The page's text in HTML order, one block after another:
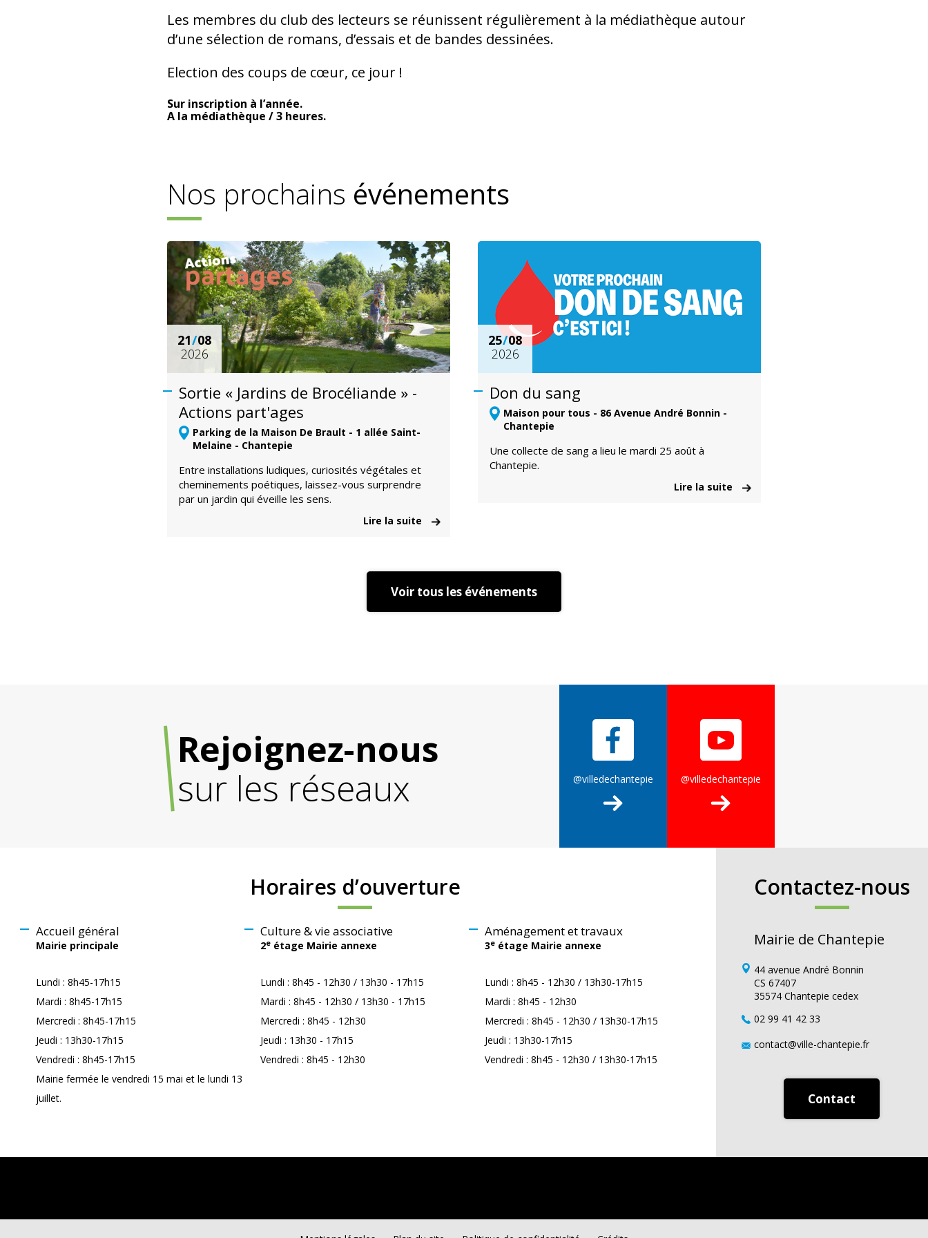
Les membres du club des lecteurs se réunissent régulièrement à la médiathèque autour
d’une sélection de romans, d’essais et de bandes dessinées.
Election des coups de cœur, ce jour !
Sur inscription à l’année.
A la médiathèque / 3 heures.
Nos prochains événements
21/08
2026
Sortie « Jardins de Brocéliande » -
Actions part'ages
Parking de la Maison De Brault - 1 allée Saint-
Melaine - Chantepie
Entre installations ludiques, curiosités végétales et
cheminements poétiques, laissez-vous surprendre
par un jardin qui éveille les sens.
Lire la suite
25/08
2026
Don du sang
Maison pour tous - 86 Avenue André Bonnin -
Chantepie
Une collecte de sang a lieu le mardi 25 août à
Chantepie.
Lire la suite
Voir tous les événements
Rejoignez-nous
sur les réseaux
@villedechantepie @villedechantepie
Horaires d’ouverture
Accueil général
Mairie principale
Lundi : 8h45-17h15
Mardi : 8h45-17h15
Mercredi : 8h45-17h15
Jeudi : 13h30-17h15
Vendredi : 8h45-17h15
Mairie fermée le vendredi 15 mai et le lundi 13
juillet.
Culture & vie associative
2eétage Mairie annexe
Lundi : 8h45 - 12h30 / 13h30 - 17h15
Mardi : 8h45 - 12h30 / 13h30 - 17h15
Mercredi : 8h45 - 12h30
Jeudi : 13h30 - 17h15
Vendredi : 8h45 - 12h30
Aménagement et travaux
3eétage Mairie annexe
Lundi : 8h45 - 12h30 / 13h30-17h15
Mardi : 8h45 - 12h30
Mercredi : 8h45 - 12h30 / 13h30-17h15
Jeudi : 13h30-17h15
Vendredi : 8h45 - 12h30 / 13h30-17h15
Contactez-nous
Mairie de Chantepie
44 avenue André Bonnin
CS 67407
35574 Chantepie cedex
02 99 41 42 33
contact@ville-chantepie.fr
Contact